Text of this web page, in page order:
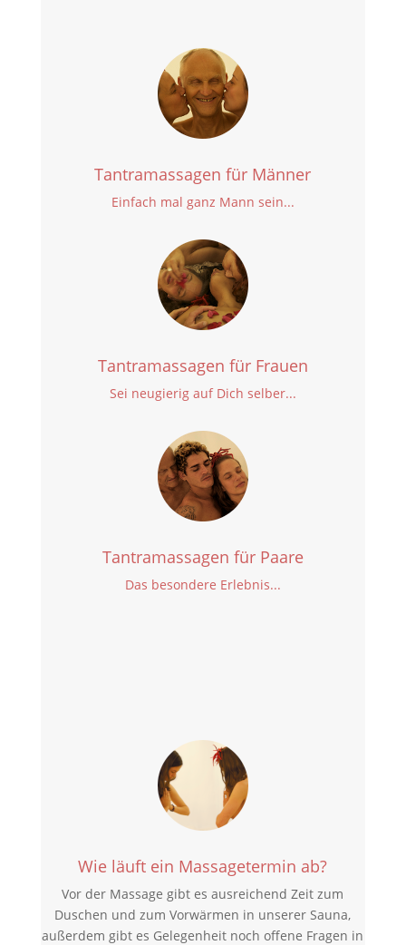
Tantramassagen für Männer
Einfach mal ganz Mann sein...
Tantramassagen für Frauen
Sei neugierig auf Dich selber...
Tantramassagen für Paare
Das besondere Erlebnis...
Wie läuft ein Massagetermin ab?
Vor der Massage gibt es ausreichend Zeit zum
Duschen und zum Vorwärmen in unserer Sauna,
außerdem gibt es Gelegenheit noch offene Fragen in